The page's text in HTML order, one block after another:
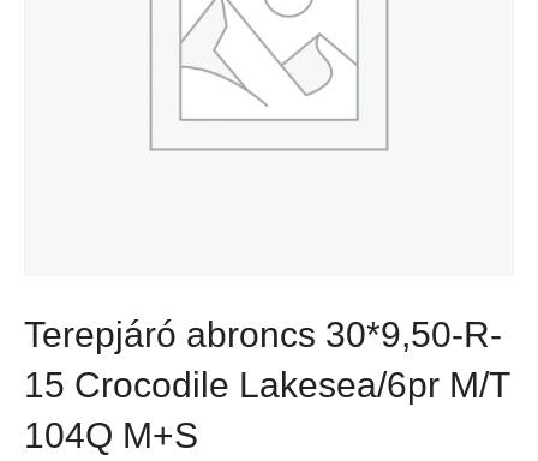
Terepjáró abroncs 30*9,50-R-
15 Crocodile Lakesea/6pr M/T
104Q M+S